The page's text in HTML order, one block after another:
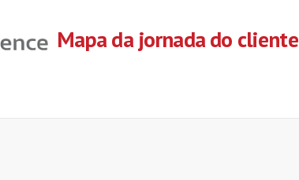
Mapa da jornada do cliente